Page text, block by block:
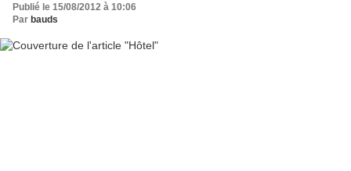
Publié le 15/08/2012 à 10:06
Par bauds